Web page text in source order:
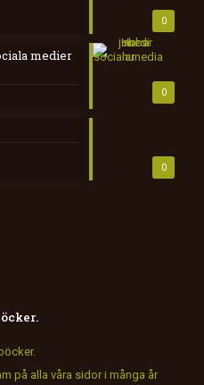
0
0
medier
0
på alla våra sidor i många år